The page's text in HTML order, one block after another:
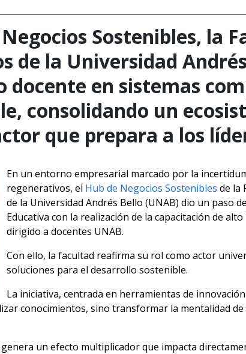
Sostenibles, la
de la Universidad
docente en sistemas
consolidando un
que prepara a los
En un entorno empresarial marcado por la
regenerativos, el Hub de Negocios Sostenibles de la
de la Universidad Andrés Bello (UNAB) dio un paso
Educativa con la realización de la capacitación de
dirigido a docentes UNAB.
Con ello, la facultad reafirma su rol como actor
soluciones para el desarrollo sostenible.
La iniciativa, centrada en herramientas de
conocimientos, sino transformar la mentalidad
un efecto multiplicador que impacta